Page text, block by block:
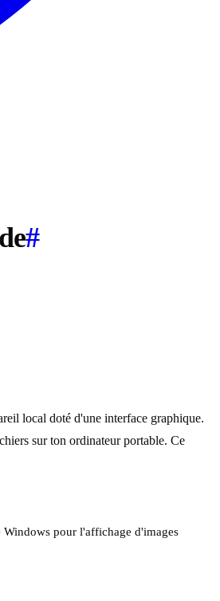
#
local doté d'une interface graphique.
sur ton ordinateur portable. Ce
pour l'affichage d'images